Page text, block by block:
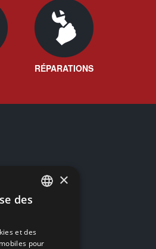
RÉPARATIONS
×
des
et des
pour